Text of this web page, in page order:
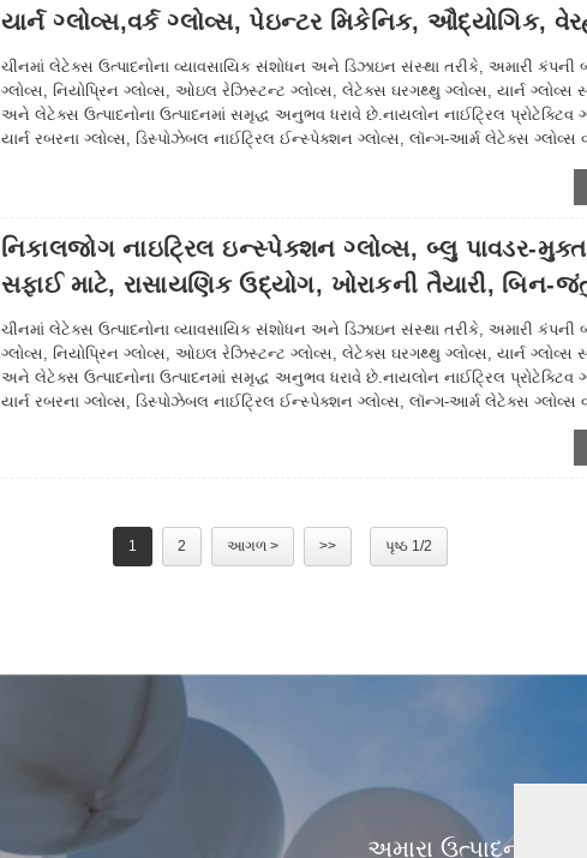
યાર્ન ગ્લોવ્સ,વર્ક ગ્લોવ્સ, પેઇન્ટર મિકેનિક, ઔદ્યોગિક,
ચીનમાં લેટેક્સ ઉત્પાદનોના વ્યાવસાયિક સંશોધન અને ડિઝાઇન સંસ્થા તરીકે, અમારી કંપની
ગ્લોવ્સ, નિયોપ્રિન ગ્લોવ્સ, ઓઇલ રેઝિસ્ટન્ટ ગ્લોવ્સ, લેટેક્સ ઘરગથ્થુ ગ્લોવ્સ, યાર્ન ગ્લોવ્સ
અને લેટેક્સ ઉત્પાદનોના ઉત્પાદનમાં સમૃદ્ધ અનુભવ ધરાવે છે.નાયલોન નાઈટ્રિલ પ્રોટેક્ટિવ
યાર્ન રબરના ગ્લોવ્સ, ડિસ્પોઝેબલ નાઈટ્રિલ ઈન્સ્પેક્શન ગ્લોવ્સ, લૉન્ગ-આર્મ લેટેક્સ ગ્લોવ્સ
નિકાલજોગ નાઇટ્રિલ ઇન્સ્પેક્શન ગ્લોવ્સ, બ્લુ પાવડર-મુક્ત,
સફાઈ માટે, રાસાયણિક ઉદ્યોગ, ખોરાકની તૈયારી, બિન-
ચીનમાં લેટેક્સ ઉત્પાદનોના વ્યાવસાયિક સંશોધન અને ડિઝાઇન સંસ્થા તરીકે, અમારી કંપની
ગ્લોવ્સ, નિયોપ્રિન ગ્લોવ્સ, ઓઇલ રેઝિસ્ટન્ટ ગ્લોવ્સ, લેટેક્સ ઘરગથ્થુ ગ્લોવ્સ, યાર્ન ગ્લોવ્સ
અને લેટેક્સ ઉત્પાદનોના ઉત્પાદનમાં સમૃદ્ધ અનુભવ ધરાવે છે.નાયલોન નાઈટ્રિલ પ્રોટેક્ટિવ
યાર્ન રબરના ગ્લોવ્સ, ડિસ્પોઝેબલ નાઈટ્રિલ ઈન્સ્પેક્શન ગ્લોવ્સ, લૉન્ગ-આર્મ લેટેક્સ ગ્લોવ્સ
1 2 આગળ > >> પૃષ્ઠ 1/2
અમારા ઉત્પાદનો